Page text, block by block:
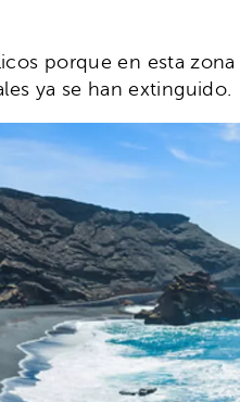
porque en esta
ya se han extinguido.